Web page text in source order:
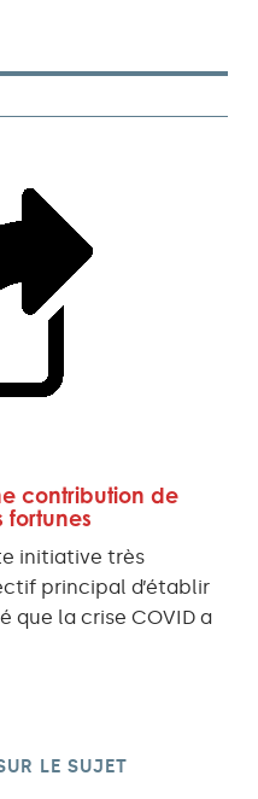
contribution de
fortunes
initiative très
principal d’établir
que la crise COVID a
LE SUJET